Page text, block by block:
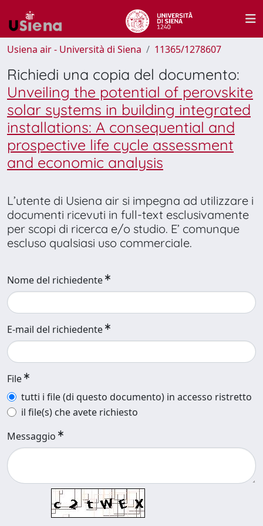
Usiena air - Università di Siena 11365/1278607
Richiedi una copia del documento:
Unveiling the potential of perovskite
solar systems in building integrated
installations: A consequential and
prospective life cycle assessment
and economic analysis
L’utente di Usiena air si impegna ad utilizzare i
documenti ricevuti in full-text esclusivamente
per scopi di ricerca e/o studio. E’ comunque
escluso qualsiasi uso commerciale.
Nome del richiedente
E-mail del richiedente
File
tutti i file (di questo documento) in accesso ristretto
il file(s) che avete richiesto
Messaggio